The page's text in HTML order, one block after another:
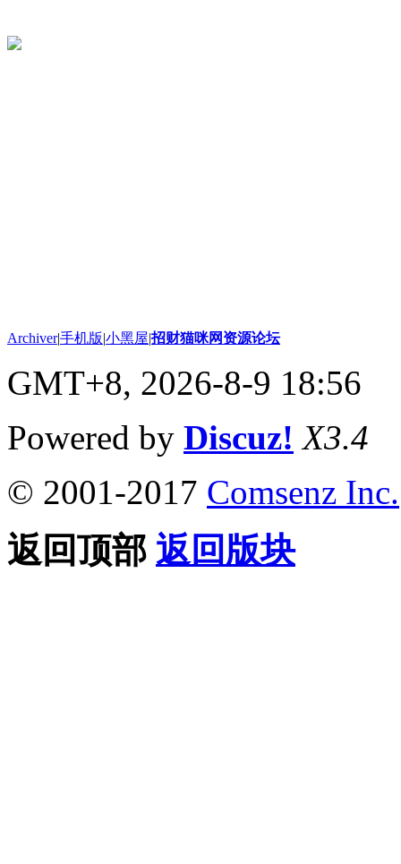
Archiver|手机版|小黑屋|招财猫咪网资源论坛
GMT+8, 2026-8-9 18:56
Powered by Discuz! X3.4
© 2001-2017 Comsenz Inc.
返回顶部 返回版块